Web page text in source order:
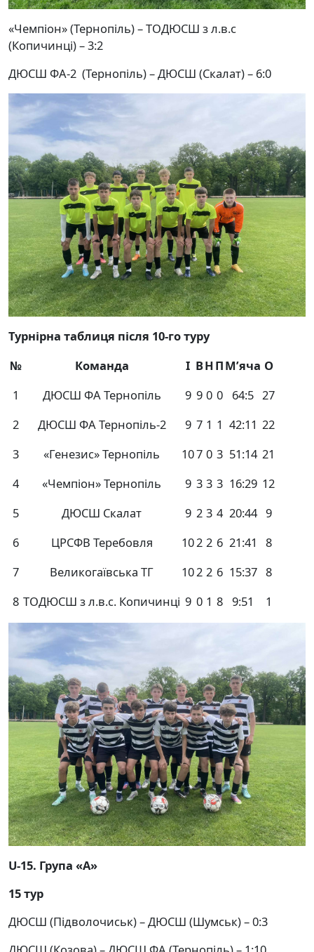
«Чемпіон» (Тернопіль) – ТОДЮСШ з л.в.с
(Копичинці) – 3:2
ДЮСШ ФА-2 (Тернопіль) – ДЮСШ (Скалат) – 6:0
Турнірна таблиця після 10-го туру
№
Команда І ВНПМ’яча О
1
ДЮСШ ФА Тернопіль 9 9 0 0 64:5 27
2
ДЮСШ ФА Тернопіль-2 9 7 1 1 42:11 22
3
«Генезис» Тернопіль 107 0 3 51:14 21
4
«Чемпіон» Тернопіль 9 3 3 3 16:29 12
5
ДЮСШ Скалат 9 2 3 4 20:44 9
6
ЦРСФВ Теребовля 102 2 6 21:41
8
7
Великогаївська ТГ 102 2 6 15:37 8
8 ТОДЮСШ з л.в.с. Копичинці 9 0 1 8 9:51 1
U-15. Група «А»
15 тур
ДЮСШ (Підволочиськ) – ДЮСШ (Шумськ) – 0:3